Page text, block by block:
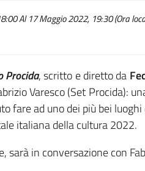
Al 17 Maggio 2022, 19:30 (Ora
Procida, scritto e diretto da
Varesco (Set Procida):
fare ad uno dei più bei
italiana della cultura 2022.
sarà in conversazione con